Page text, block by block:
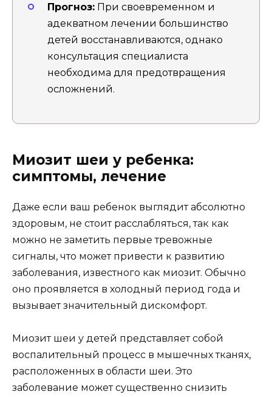
Прогноз: При своевременном и
адекватном лечении большинство
детей восстанавливаются, однако
консультация специалиста
необходима для предотвращения
осложнений.
Миозит шеи у ребенка:
симптомы, лечение
Даже если ваш ребенок выглядит абсолютно
здоровым, не стоит расслабляться, так как
можно не заметить первые тревожные
сигналы, что может привести к развитию
заболевания, известного как миозит. Обычно
оно проявляется в холодный период года и
вызывает значительный дискомфорт.
Миозит шеи у детей представляет собой
воспалительный процесс в мышечных тканях,
расположенных в области шеи. Это
заболевание может существенно снизить